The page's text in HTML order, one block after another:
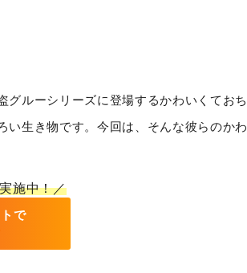
グルーシリーズに登場するかわいくておち
い生き物です。今回は、そんな彼らのかわ
施中！／
で